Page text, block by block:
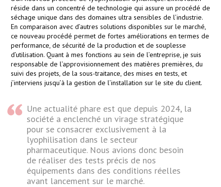
réside dans un concentré de technologie qui assure un procédé de
séchage unique dans des domaines ultra sensibles de l’industrie.
En comparaison avec d’autres solutions disponibles sur le marché,
ce nouveau procédé permet de fortes améliorations en termes de
performance, de sécurité de la production et de souplesse
d’utilisation. Quant à mes fonctions au sein de l’entreprise, je suis
responsable de l’approvisionnement des matières premières, du
suivi des projets, de la sous-traitance, des mises en tests, et
j’interviens jusqu’à la gestion de l’installation sur le site du client.
Une actualité phare est que depuis 2024, la
société a enclenché un virage stratégique
pour se consacrer exclusivement à la
lyophilisation dans le secteur
pharmaceutique. Nous avions donc besoin
de réaliser des tests précis de nos
équipements dans des conditions réelles
avant lancement sur le marché.